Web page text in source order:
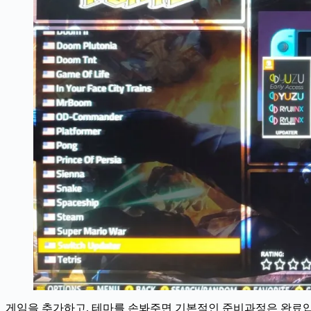
게임을 추가하고, 테마를 손봐주면 기본적인 준비과정은 완료